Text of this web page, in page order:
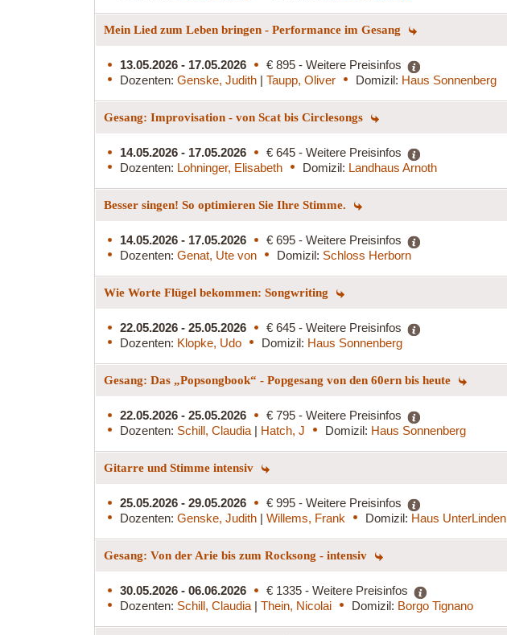
Mein Lied zum Leben bringen - Performance im Gesang
13.05.2026 - 17.05.2026
€ 895 - Weitere Preisinfos
Dozenten: Genske, Judith | Taupp, Oliver Domizil: Haus Sonnenberg
Gesang: Improvisation - von Scat bis Circlesongs
14.05.2026 - 17.05.2026
€ 645 - Weitere Preisinfos
Dozenten: Lohninger, Elisabeth Domizil: Landhaus Arnoth
Besser singen! So optimieren Sie Ihre Stimme.
14.05.2026 - 17.05.2026
€ 695 - Weitere Preisinfos
Dozenten: Genat, Ute von Domizil: Schloss Herborn
Wie Worte Flügel bekommen: Songwriting
22.05.2026 - 25.05.2026
€ 645 - Weitere Preisinfos
Dozenten: Klopke, Udo Domizil: Haus Sonnenberg
Gesang: Das „Popsongbook“ - Popgesang von den 60ern bis heute
22.05.2026 - 25.05.2026
€ 795 - Weitere Preisinfos
Dozenten: Schill, Claudia | Hatch, J Domizil: Haus Sonnenberg
Gitarre und Stimme intensiv
25.05.2026 - 29.05.2026
€ 995 - Weitere Preisinfos
Dozenten: Genske, Judith | Willems, Frank Domizil: Haus UnterLinden
Gesang: Von der Arie bis zum Rocksong - intensiv
30.05.2026 - 06.06.2026
€ 1335 - Weitere Preisinfos
Dozenten: Schill, Claudia | Thein, Nicolai Domizil: Borgo Tignano